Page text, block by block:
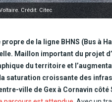
Crédit: Citec
de la ligne BHNS (Bus à
Maillon important du projet
du territoire et
saturation croissante des
ville de Gex à Cornavin côté